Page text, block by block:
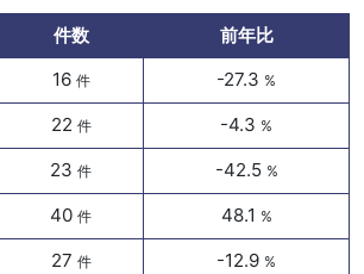
件数
前年比
16 件 -27.3 %
22 件 -4.3 %
23 件 -42.5 %
40 件 48.1 %
27 件 -12.9 %